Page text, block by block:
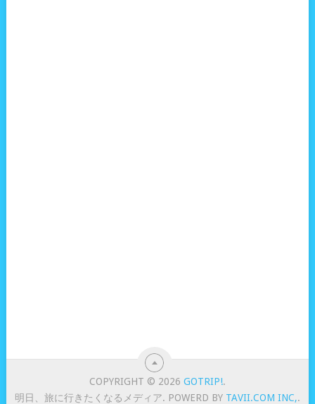
COPYRIGHT © 2026GOTRIP!.
明日、旅に行きたくなるメディア. POWERD BY TAVII.COM INC,.